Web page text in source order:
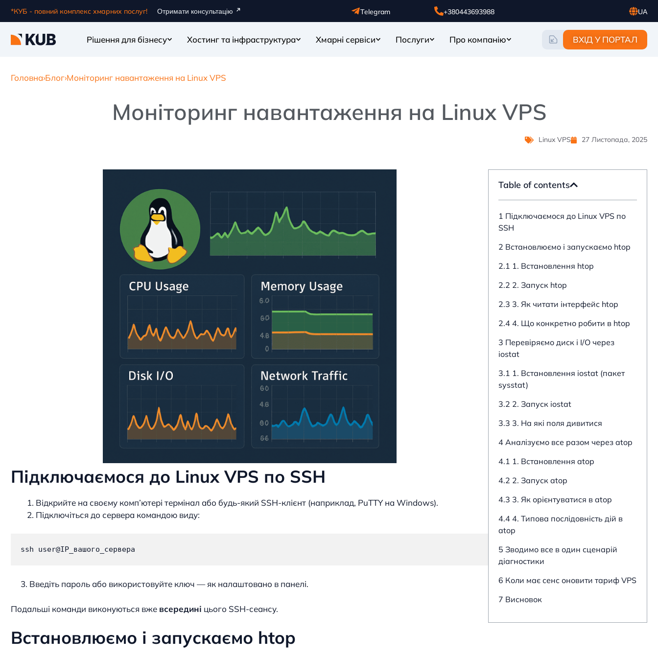
*КУБ - повний комплекс хмарних послуг! Отримати консультацію Telegram +380443693988
UA
RU
Рішення для бізнесу Хостинг та інфраструктура Хмарні сервіси Послуги Про компанію ВХІД У ПОРТАЛ
Головна›Блог›Моніторинг навантаження на Linux VPS
Моніторинг навантаження на Linux VPS
Linux VPS 27 Листопада, 2025
Підключаємося до Linux VPS по SSH
Відкрийте на своєму комп’ютері термінал або будь-який SSH-клієнт (наприклад, PuTTY на Windows).
Підключіться до сервера командою виду:
ssh user@IP_вашого_сервера
3. Введіть пароль або використовуйте ключ — як налаштовано в панелі.
Подальші команди виконуються вже всередині цього SSH-сеансу.
Встановлюємо і запускаємо htop
Table of contents
1 Підключаємося до Linux VPS по
SSH
2 Встановлюємо і запускаємо htop
2.1 1. Встановлення htop
2.2 2. Запуск htop
2.3 3. Як читати інтерфейс htop
2.4 4. Що конкретно робити в htop
3 Перевіряємо диск і I/O через
iostat
3.1 1. Встановлення iostat (пакет
sysstat)
3.2 2. Запуск iostat
3.3 3. На які поля дивитися
4 Аналізуємо все разом через atop
4.1 1. Встановлення atop
4.2 2. Запуск atop
4.3 3. Як орієнтуватися в atop
4.4 4. Типова послідовність дій в
atop
5 Зводимо все в один сценарій
діагностики
6 Коли має сенс оновити тариф VPS
7 Висновок